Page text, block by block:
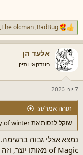
ר
ג
ש
ת
:
BadBug
,
The oldman
,
אלעד הן
פונדקאי ותיק
7 יוני 2026
תוהה אמר/ה:
שוקל לנסות את city of winter שאינו חד"פ אבל נשמע נהדר
of Magic מאותו יוצר, וזה משחק נהדר